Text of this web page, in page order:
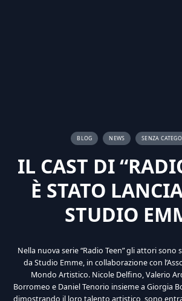
BLOG NEWS SENZA
IL CAST DI
È STATO
STUDIO
Nella nuova serie “Radio Teen” gli attori
da Studio Emme, in collaborazione con
Mondo Artistico. Nicole Delfino, Valerio
Borromeo e Daniel Tenorio insieme a Giorgia